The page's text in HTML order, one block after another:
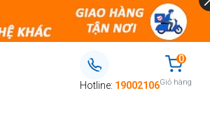
Hotline: 19002106
0
Giỏ hàng